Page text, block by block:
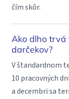
čím skôr.
Ako dlho trvá
darčekov?
V štandardnom
10 pracovných
a decembri sa